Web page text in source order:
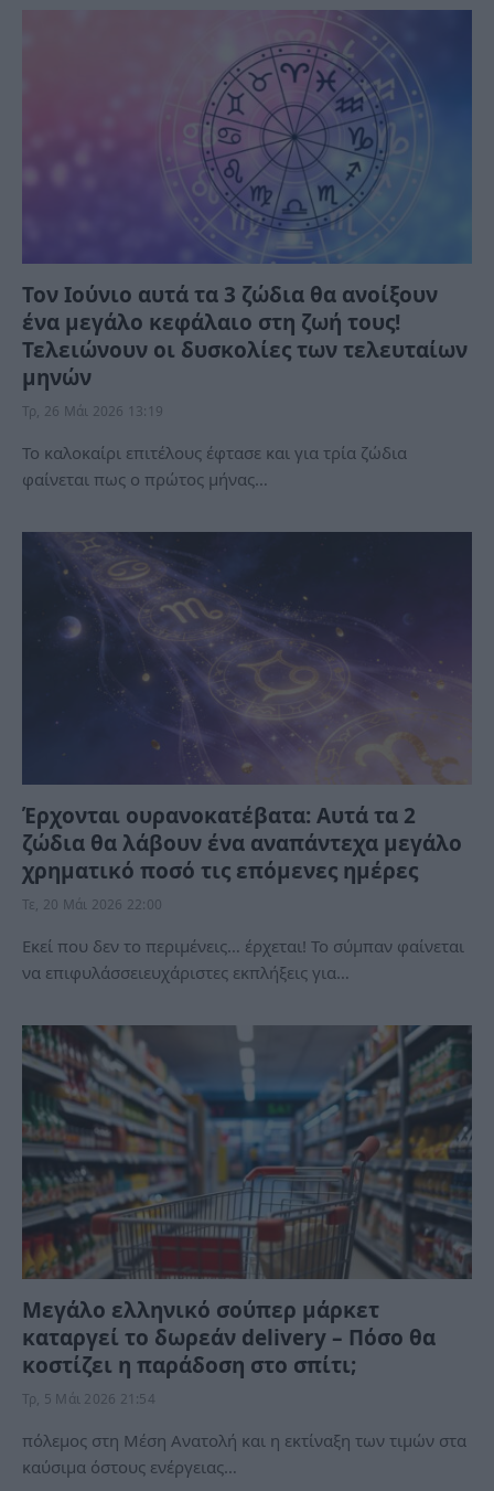
Τον Ιούνιο αυτά τα 3 ζώδια θα ανοίξουν
ένα μεγάλο κεφάλαιο στη ζωή τους!
Τελειώνουν οι δυσκολίες των τελευταίων
μηνών
Τρ, 26 Μάι 2026 13:19
Το καλοκαίρι επιτέλους έφτασε και για τρία ζώδια
φαίνεται πως ο πρώτος μήνας…
Έρχονται ουρανοκατέβατα: Αυτά τα 2
ζώδια θα λάβουν ένα αναπάντεχα μεγάλο
χρηματικό ποσό τις επόμενες ημέρες
Τε, 20 Μάι 2026 22:00
Εκεί που δεν το περιμένεις… έρχεται! Το σύμπαν φαίνεται
να επιφυλάσσειευχάριστες εκπλήξεις για…
Μεγάλο ελληνικό σούπερ μάρκετ
καταργεί το δωρεάν delivery – Πόσο θα
κοστίζει η παράδοση στο σπίτι;
Τρ, 5 Μάι 2026 21:54
πόλεμος στη Μέση Ανατολή και η εκτίναξη των τιμών στα
καύσιμα όστους ενέργειας…